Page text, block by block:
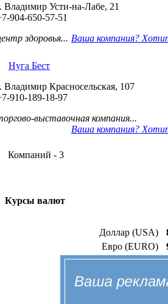
Владимир Усти-на-Лабе, 21
904-650-57-51
здоровья... Ваша компания?
Нуга Бест
Владимир Красносельская, 107
910-189-18-97
выставочная компания...
Ваша компания?
Компаний - 3
Курсы валют
Доллар (USA)
Евро (EURO)